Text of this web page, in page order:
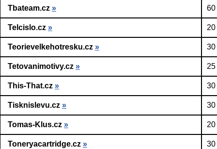
Tbateam.cz » 60
Telcislo.cz »
Teorievelkehotresku.cz » 30
Tetovanimotivy.cz »
This-That.cz » 30
Tisknislevu.cz » 30
Tomas-Klus.cz »
Toneryacartridge.cz » 30